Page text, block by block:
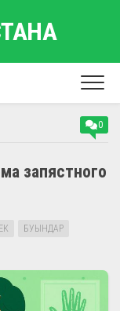
0
запястного
БУЫНДАР